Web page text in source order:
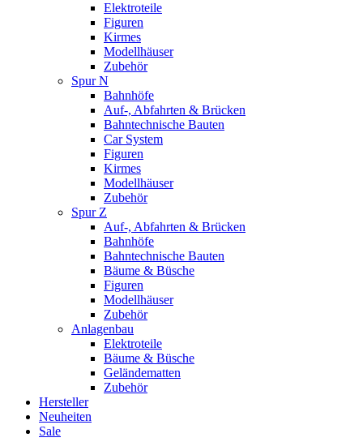
Elektroteile
Figuren
Kirmes
Modellhäuser
Zubehör
Spur N
Bahnhöfe
Auf-, Abfahrten & Brücken
Bahntechnische Bauten
Car System
Figuren
Kirmes
Modellhäuser
Zubehör
Spur Z
Auf-, Abfahrten & Brücken
Bahnhöfe
Bahntechnische Bauten
Bäume & Büsche
Figuren
Modellhäuser
Zubehör
Anlagenbau
Elektroteile
Bäume & Büsche
Geländematten
Zubehör
Hersteller
Neuheiten
Sale